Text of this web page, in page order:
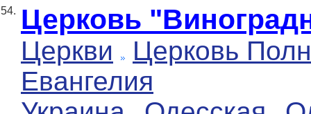
54. Церковь
Церкви
Церковь
Евангелия